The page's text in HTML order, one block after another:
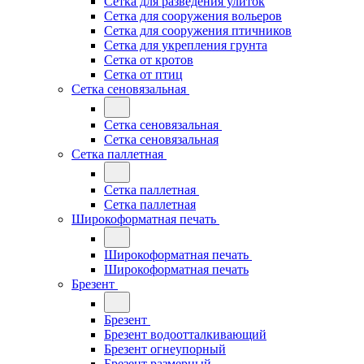
Сетка для сооружения вольеров
Сетка для сооружения птичников
Сетка для укрепления грунта
Сетка от кротов
Сетка от птиц
Сетка сеновязальная
Сетка сеновязальная
Сетка сеновязальная
Сетка паллетная
Сетка паллетная
Сетка паллетная
Широкоформатная печать
Широкоформатная печать
Широкоформатная печать
Брезент
Брезент
Брезент водоотталкивающий
Брезент огнеупорный